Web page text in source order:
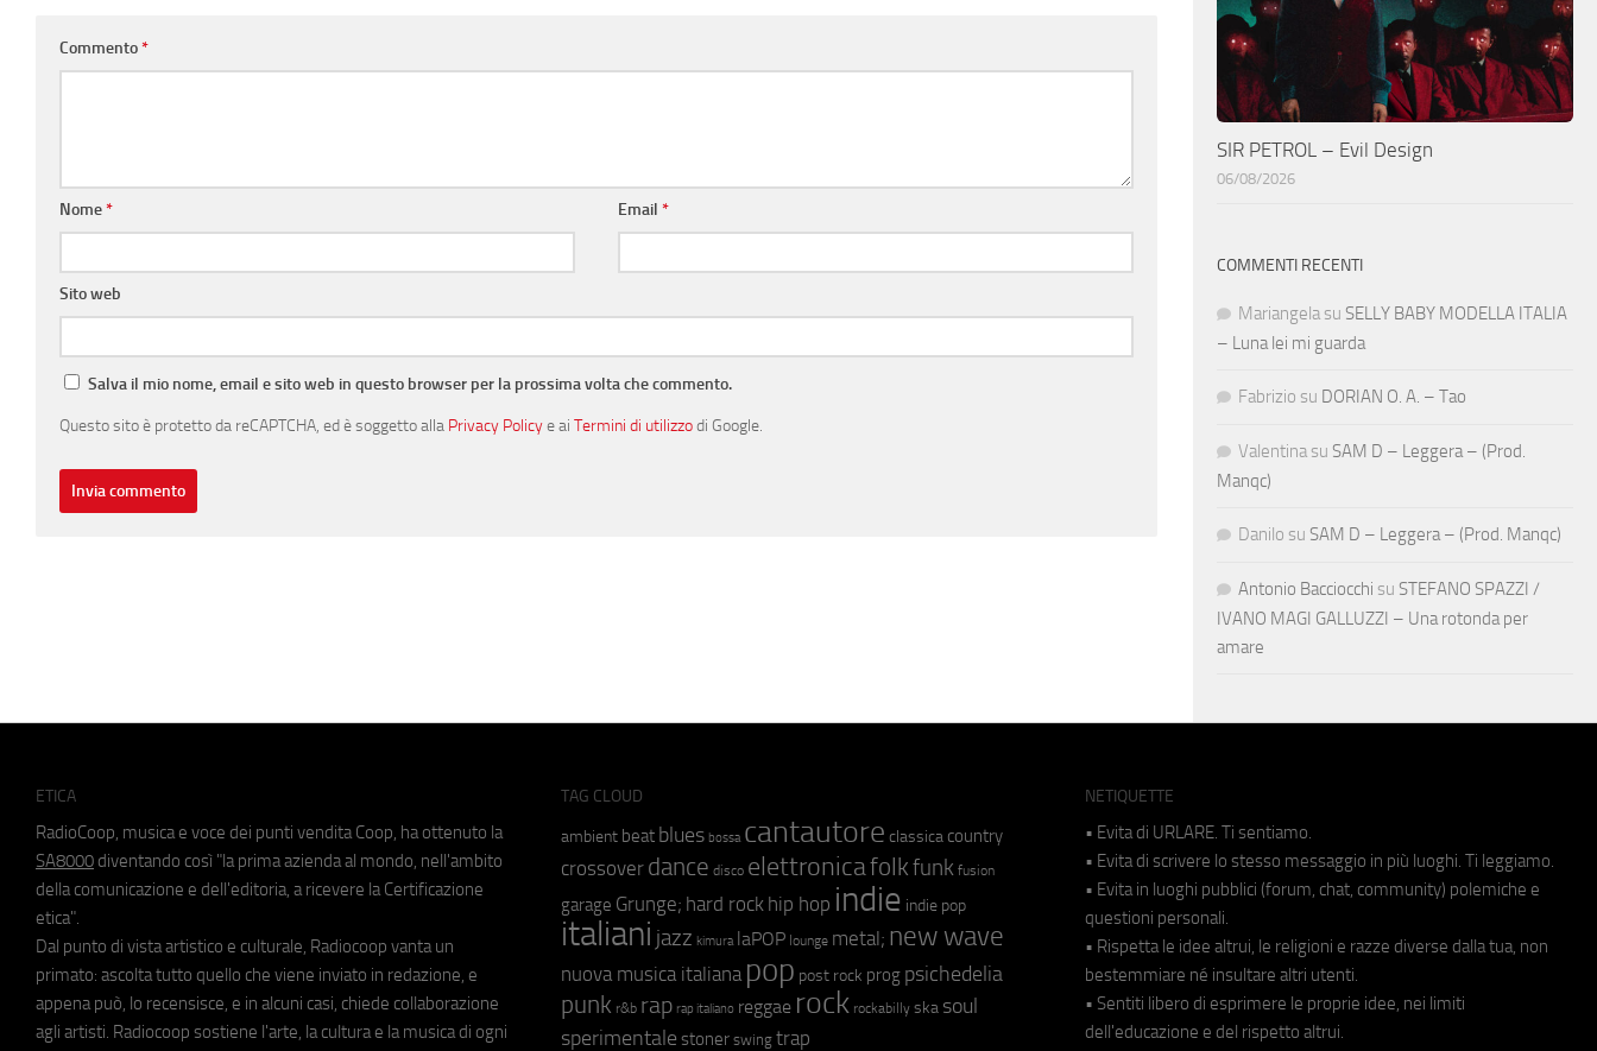
Commento*
Nome* Email*
Sito web
Salva il mio nome, email e sito web in questo browser per la prossima volta che commento.
Questo sito è protetto da reCAPTCHA, ed è soggetto alla Privacy Policye ai Termini di utilizzodi Google.
SIR PETROL – Evil Design
06/08/2026
COMMENTI RECENTI
Mariangela su SELLY BABY MODELLA ITALIA
– Luna lei mi guarda
Fabrizio su DORIAN O. A. – Tao
Valentina su SAM D – Leggera – (Prod.
Manqc)
Danilo su SAM D – Leggera – (Prod. Manqc)
Antonio Bacciocchi su STEFANO SPAZZI /
IVANO MAGI GALLUZZI – Una rotonda per
amare
ETICA
RadioCoop, musica e voce dei punti vendita Coop, ha ottenuto la
SA8000 diventando così "la prima azienda al mondo, nell'ambito
della comunicazione e dell'editoria, a ricevere la Certificazione
etica".
Dal punto di vista artistico e culturale, Radiocoop vanta un
primato: ascolta tutto quello che viene inviato in redazione, e
appena può, lo recensisce, e in alcuni casi, chiede collaborazione
agli artisti. Radiocoop sostiene l'arte, la cultura e la musica di ogni
TAG CLOUD
ambient beat blues bossa cantautore classica country
crossover dance disco elettronicafolkfunk fusion
garage Grunge; hard rock hip hop indie indie pop
italiani jazz kimura laPOP lounge metal; new wave
nuova musica italiana pop post rock prog psichedelia
punk r&b rap rap italiano reggae rock rockabilly ska soul
sperimentale stoner swing trap
NETIQUETTE
• Evita di URLARE. Ti sentiamo.
• Evita di scrivere lo stesso messaggio in più luoghi. Ti leggiamo.
• Evita in luoghi pubblici (forum, chat, community) polemiche e
questioni personali.
• Rispetta le idee altrui, le religioni e razze diverse dalla tua, non
bestemmiare né insultare altri utenti.
• Sentiti libero di esprimere le proprie idee, nei limiti
dell'educazione e del rispetto altrui.